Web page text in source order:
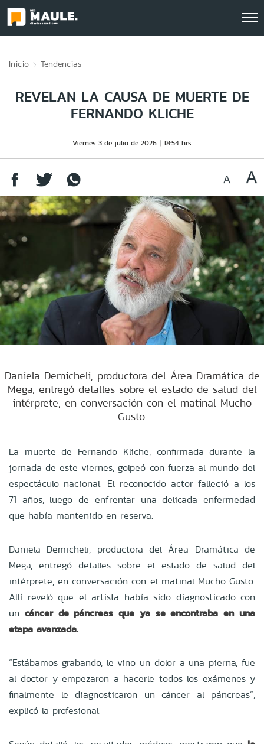
Inicio Tendencias
REVELAN LA CAUSA DE MUERTE DE
FERNANDO KLICHE
Viernes 3 de julio de 2026 18:54 hrs
Daniela Demicheli, productora del Área Dramática de
Mega, entregó detalles sobre el estado de salud del
intérprete, en conversación con el matinal Mucho
Gusto.
La muerte de Fernando Kliche, confirmada durante la
jornada de este viernes, golpeó con fuerza al mundo del
espectáculo nacional. El reconocido actor falleció a los
71 años, luego de enfrentar una delicada enfermedad
que había mantenido en reserva.
Daniela Demicheli, productora del Área Dramática de
Mega, entregó detalles sobre el estado de salud del
intérprete, en conversación con el matinal Mucho Gusto.
Allí reveló que el artista había sido diagnosticado con
un cáncer de páncreas que ya se encontraba en una
etapa avanzada.
“Estábamos grabando, le vino un dolor a una pierna, fue
al doctor y empezaron a hacerle todos los exámenes y
finalmente le diagnosticaron un cáncer al páncreas”,
explicó la profesional.